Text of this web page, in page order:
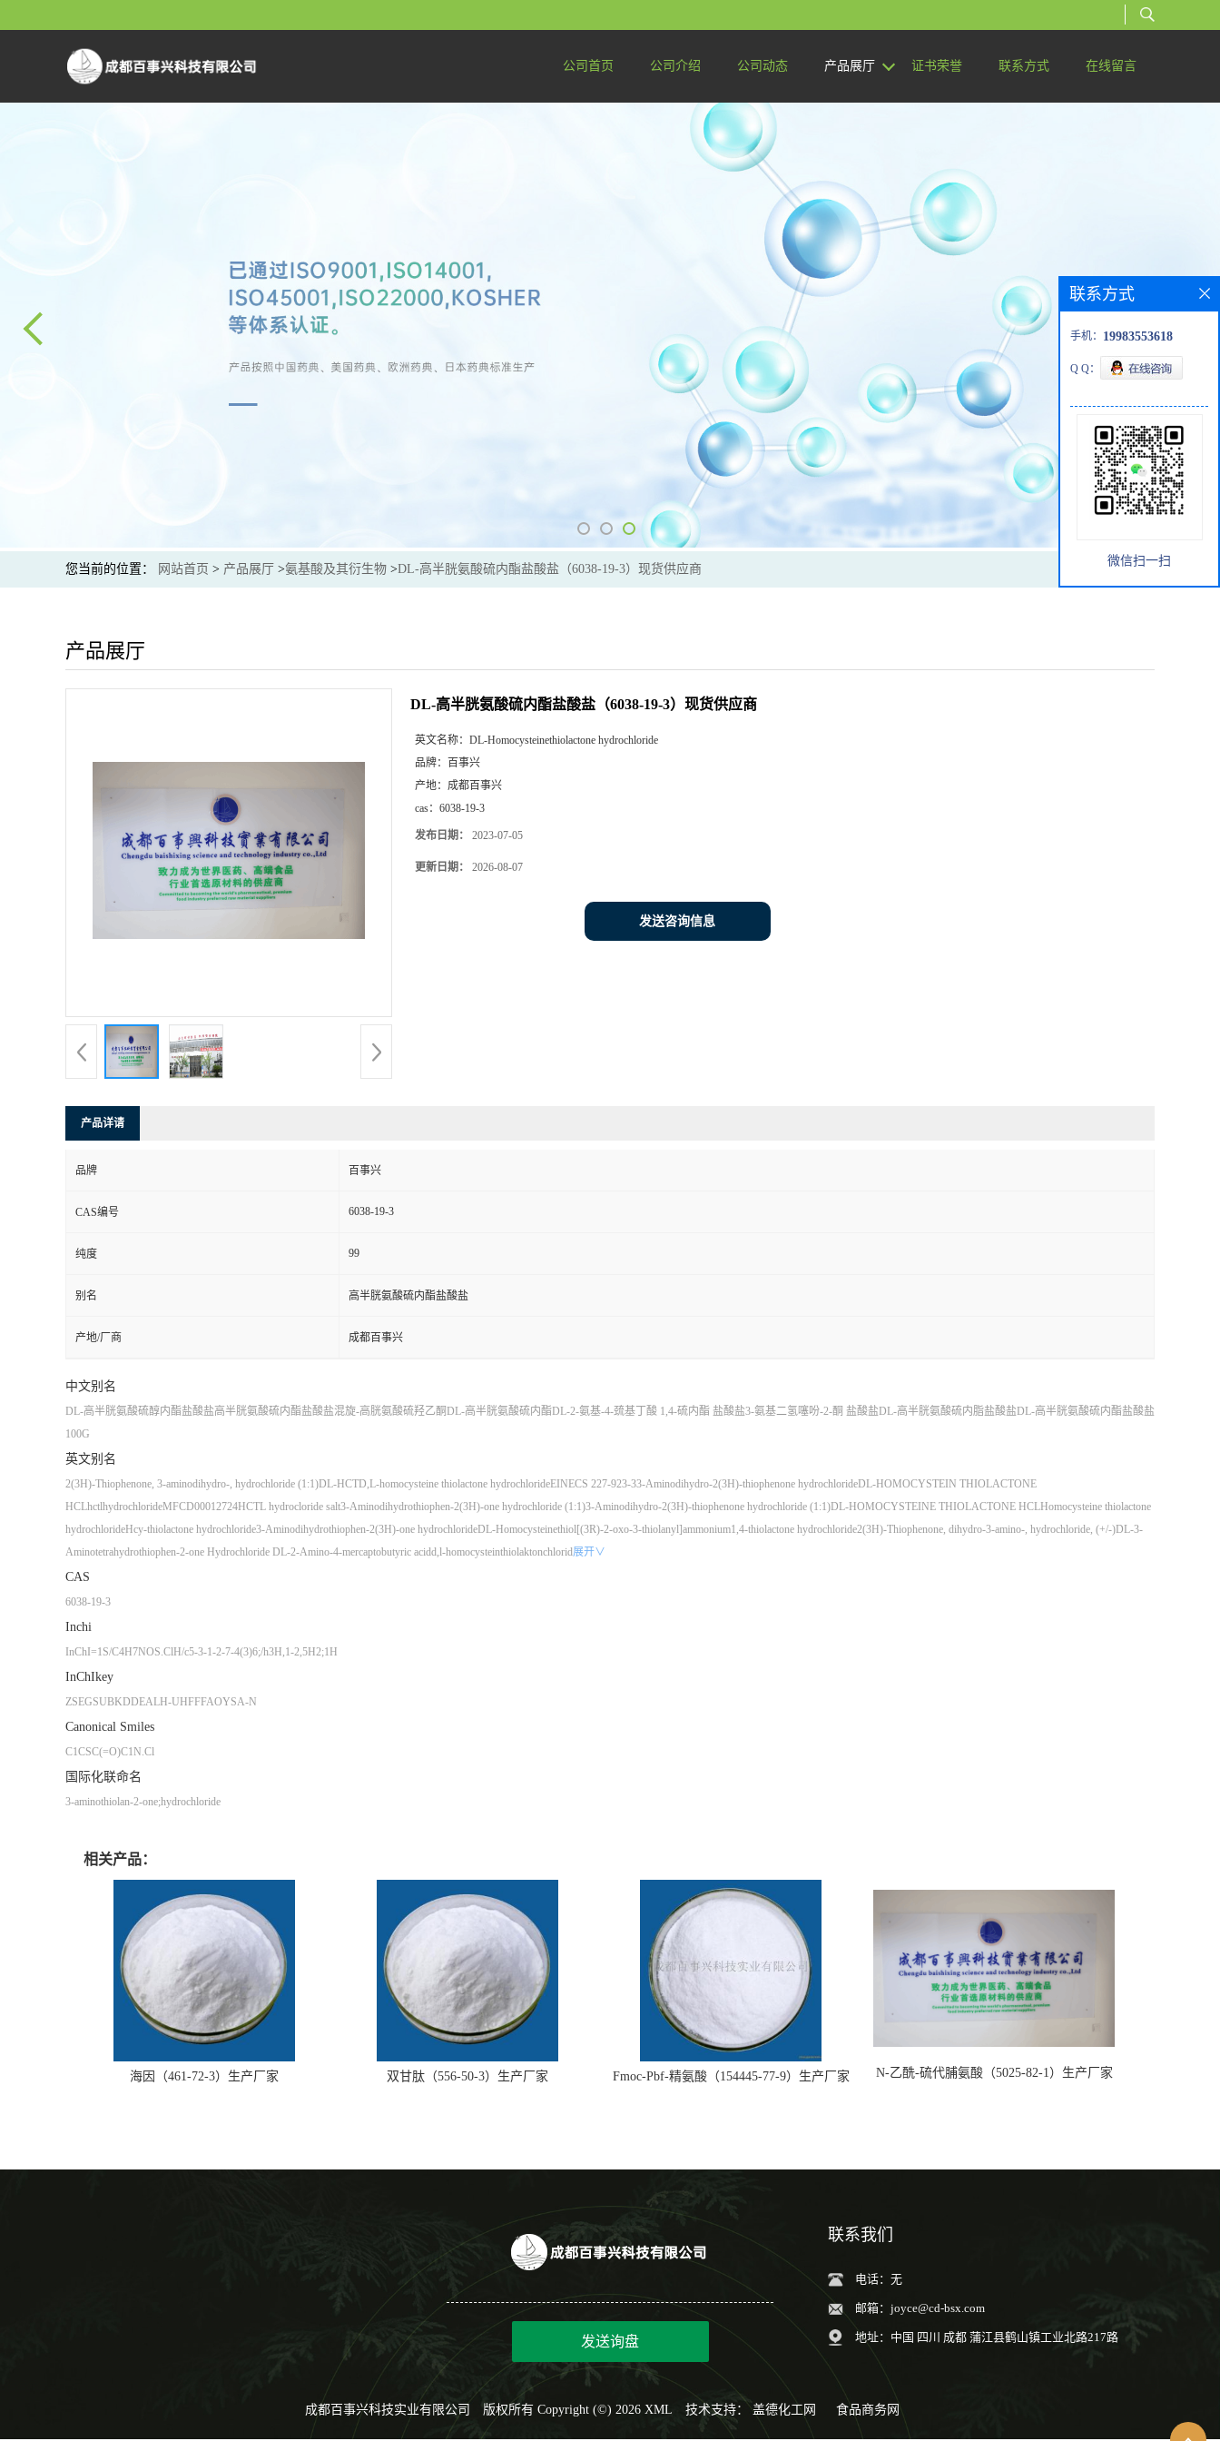
公司首页 公司介绍 公司动态 产品展厅 证书荣誉 联系方式 在线留言
您当前的位置： 网站首页 > 产品展厅 >氨基酸及其衍生物 >DL-高半胱氨酸硫内酯盐酸盐（6038-19-3）现货供应商
产品展厅
DL-高半胱氨酸硫内酯盐酸盐（6038-19-3）现货供应商
英文名称： DL-Homocysteinethiolactone hydrochloride
品牌：
百事兴
产地： 成都百事兴
cas： 6038-19-3
发布日期： 2023-07-05
更新日期： 2026-08-07
发送咨询信息
产品详请
品牌 百事兴
CAS编号 6038-19-3
纯度 99
别名 高半胱氨酸硫内酯盐酸盐
产地/厂商 成都百事兴
中文别名
DL-高半胱氨酸硫醇内酯盐酸盐高半胱氨酸硫内酯盐酸盐混旋-高胱氨酸硫羟乙酮DL-高半胱氨酸硫内酯DL-2-氨基-4-巯基丁酸 1,4-硫内酯 盐酸盐3-氨基二氢噻吩-2-酮 盐酸盐DL-高半胱氨酸硫内脂盐酸盐DL-高半胱氨酸硫内酯盐酸盐
100G
英文别名
2(3H)-Thiophenone, 3-aminodihydro-, hydrochloride (1:1)DL-HCTD,L-homocysteine thiolactone hydrochlorideEINECS 227-923-33-Aminodihydro-2(3H)-thiophenone hydrochlorideDL-HOMOCYSTEIN THIOLACTONE
HCLhctlhydrochlorideMFCD00012724HCTL hydrocloride salt3-Aminodihydrothiophen-2(3H)-one hydrochloride (1:1)3-Aminodihydro-2(3H)-thiophenone hydrochloride (1:1)DL-HOMOCYSTEINE THIOLACTONE HCLHomocysteine thiolactone
hydrochlorideHcy-thiolactone hydrochloride3-Aminodihydrothiophen-2(3H)-one hydrochlorideDL-Homocysteinethiol[(3R)-2-oxo-3-thiolanyl]ammonium1,4-thiolactone hydrochloride2(3H)-Thiophenone, dihydro-3-amino-, hydrochloride, (+/-)DL-3-
Aminotetrahydrothiophen-2-one Hydrochloride DL-2-Amino-4-mercaptobutyric acidd,l-homocysteinthiolaktonchlorid展开∨
CAS
6038-19-3
Inchi
InChI=1S/C4H7NOS.ClH/c5-3-1-2-7-4(3)6;/h3H,1-2,5H2;1H
InChIkey
ZSEGSUBKDDEALH-UHFFFAOYSA-N
Canonical Smiles
C1CSC(=O)C1N.Cl
国际化联命名
3-aminothiolan-2-one;hydrochloride
相关产品：
海因（461-72-3）生产厂家 双甘肽（556-50-3）生产厂家 Fmoc-Pbf-精氨酸（154445-77-9）生产厂家 N-乙酰-硫代脯氨酸（5025-82-1）生产厂家
联系方式
手机： 19983553618
Q Q：
微信扫一扫
发送询盘
联系我们
电话：无
邮箱： joyce@cd-bsx.com
地址：中国 四川 成都 蒲江县鹤山镇工业北路217路
成都百事兴科技实业有限公司 版权所有 Copyright (©) 2026 XML 技术支持： 盖德化工网 食品商务网